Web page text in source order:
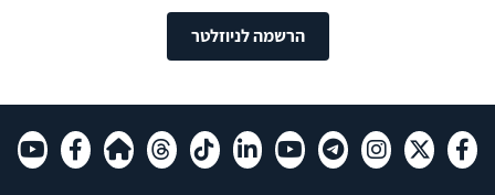
הרשמה לניוזלטר